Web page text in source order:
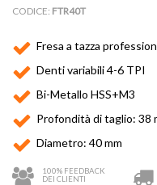
Contattaci su
CODICE: FTR40T
Fresa a tazza
Denti variabili 4-6 TPI
Bi-Metallo HSS+M3
Profondità di taglio: 38
Diametro: 40 mm
100% FEEDBACK
DEI CLIENTI